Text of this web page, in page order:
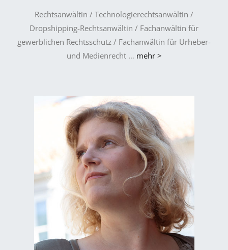
Rechtsanwältin / Technologierechtsanwältin /
Dropshipping-Rechtsanwältin / Fachanwältin für
gewerblichen Rechtsschutz / Fachanwältin für Urheber-
und Medienrecht … mehr >